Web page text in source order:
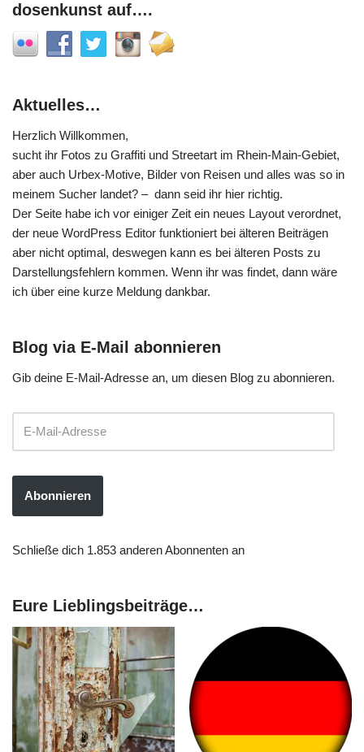
dosenkunst auf….
Aktuelles…
Herzlich Willkommen,
sucht ihr Fotos zu Graffiti und Streetart im Rhein-Main-Gebiet,
aber auch Urbex-Motive, Bilder von Reisen und alles was so in
meinem Sucher landet? – dann seid ihr hier richtig.
Der Seite habe ich vor einiger Zeit ein neues Layout verordnet,
der neue WordPress Editor funktioniert bei älteren Beiträgen
aber nicht optimal, deswegen kann es bei älteren Posts zu
Darstellungsfehlern kommen. Wenn ihr was findet, dann wäre
ich über eine kurze Meldung dankbar.
Blog via E-Mail abonnieren
Gib deine E-Mail-Adresse an, um diesen Blog zu abonnieren.
Abonnieren
Schließe dich 1.853 anderen Abonnenten an
Eure Lieblingsbeiträge…